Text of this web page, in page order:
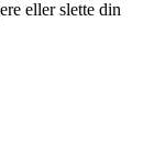
eller slette din